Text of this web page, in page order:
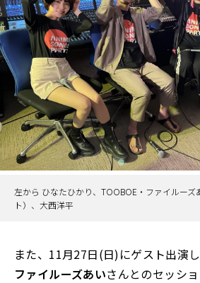
左から ひなたひかり、TOOBOE・ファイルーズ
ト）、大西洋平
また、11月27日(日)にゲスト出演
ファイルーズあいさんとのセッシ